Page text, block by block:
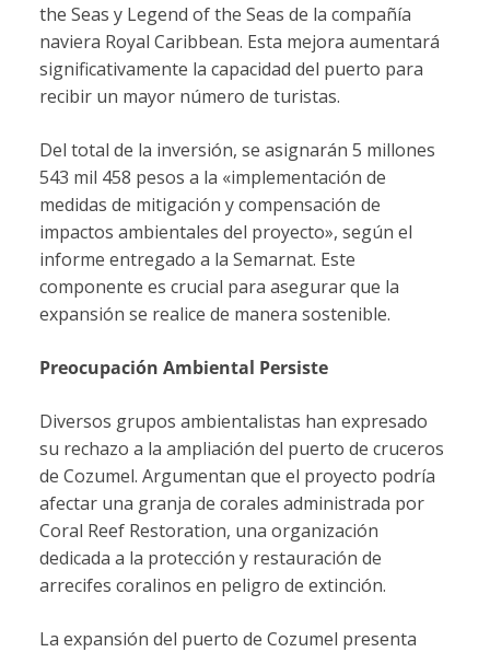
the Seas y Legend of the Seas de la compañía
naviera Royal Caribbean. Esta mejora aumentará
significativamente la capacidad del puerto para
recibir un mayor número de turistas.
Del total de la inversión, se asignarán 5 millones
543 mil 458 pesos a la «implementación de
medidas de mitigación y compensación de
impactos ambientales del proyecto», según el
informe entregado a la Semarnat. Este
componente es crucial para asegurar que la
expansión se realice de manera sostenible.
Preocupación Ambiental Persiste
Diversos grupos ambientalistas han expresado
su rechazo a la ampliación del puerto de cruceros
de Cozumel. Argumentan que el proyecto podría
afectar una granja de corales administrada por
Coral Reef Restoration, una organización
dedicada a la protección y restauración de
arrecifes coralinos en peligro de extinción.
La expansión del puerto de Cozumel presenta